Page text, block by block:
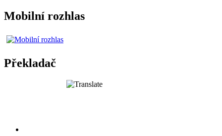
Mobilní rozhlas
Překladač